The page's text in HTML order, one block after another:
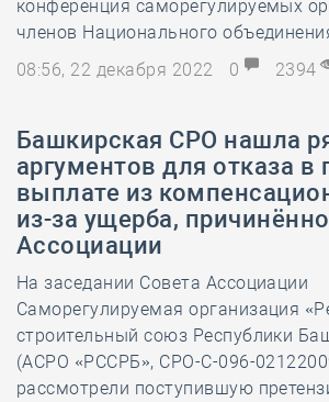
конференция саморегулируемых
членов Национального
08:56, 22 декабря 2022
0 2394
Башкирская СРО нашла
аргументов для отказа в
выплате из
из-за ущерба,
Ассоциации
На заседании Совета Ассоциации
Саморегулируемая организация
строительный союз Республики
(АСРО «РССРБ», СРО-С-096-
рассмотрели поступившую